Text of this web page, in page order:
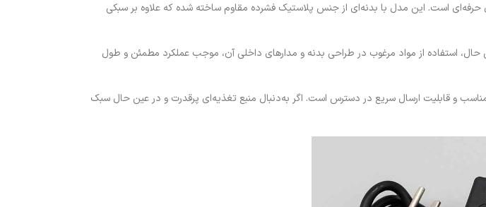
حرفه‌ای است. این مدل با بدنه‌ای از جنس پلاستیک فشرده مقاوم ساخته شده که علاوه بر سبکی
استفاده از مواد مرغوب در طراحی بدنه و مدارهای داخلی آن، موجب عملکرد مطمئن و طول
و قابلیت ارسال سریع در دسترس است. اگر به‌دنبال منبع تغذیه‌ای پرقدرت و در عین حال سبک